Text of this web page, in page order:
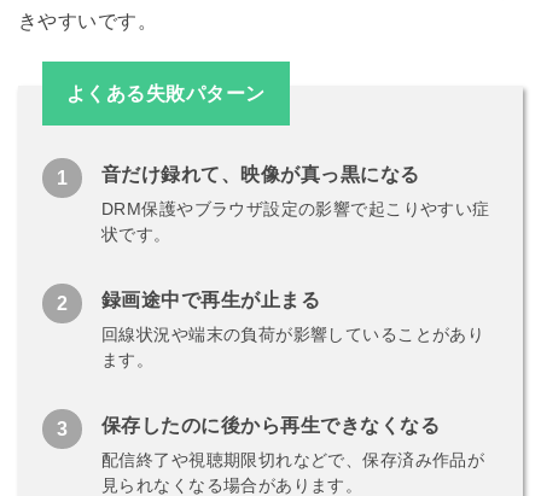
きやすいです。
よくある失敗パターン
音だけ録れて、映像が真っ黒になる
DRM保護やブラウザ設定の影響で起こりやすい症
状です。
録画途中で再生が止まる
回線状況や端末の負荷が影響していることがあり
ます。
保存したのに後から再生できなくなる
配信終了や視聴期限切れなどで、保存済み作品が
見られなくなる場合があります。